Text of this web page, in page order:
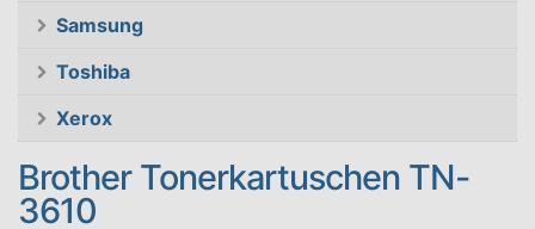
Samsung
Toshiba
Xerox
Brother Tonerkartuschen TN-
3610